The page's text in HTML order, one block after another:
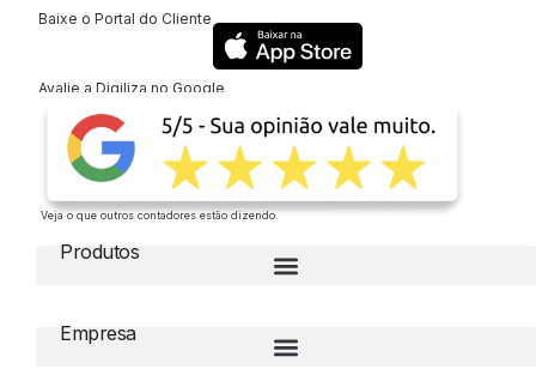
Baixe o Portal do Cliente
Avalie a Digiliza no Google
Veja o que outros contadores estão dizendo.
Produtos
Empresa